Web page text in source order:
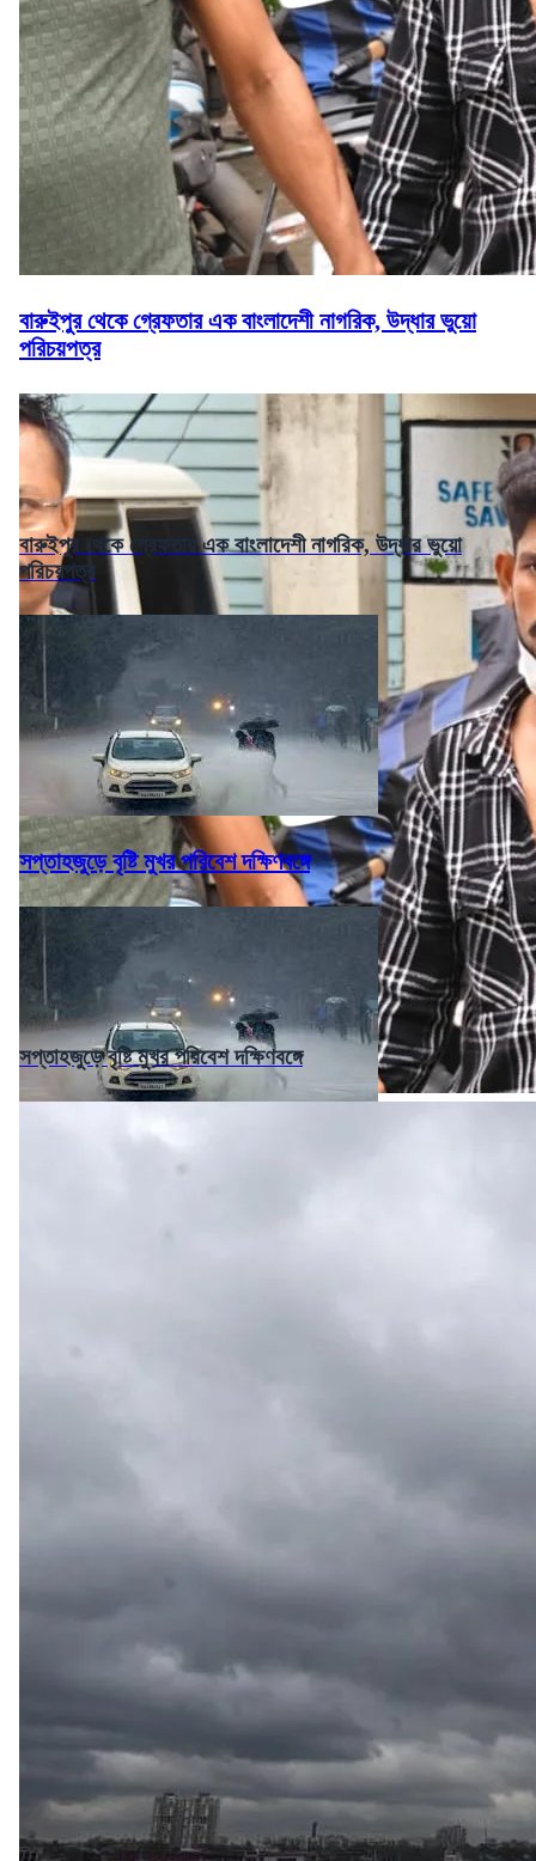
বারুইপুর থেকে গ্রেফতার এক বাংলাদেশী নাগরিক, উদ্ধার ভুয়ো
পরিচয়পত্র
বারুইপুর থেকে গ্রেফতার এক বাংলাদেশী নাগরিক, উদ্ধার ভুয়ো
পরিচয়পত্র
সপ্তাহজুড়ে বৃষ্টি মুখর পরিবেশ দক্ষিণবঙ্গে
সপ্তাহজুড়ে বৃষ্টি মুখর পরিবেশ দক্ষিণবঙ্গে